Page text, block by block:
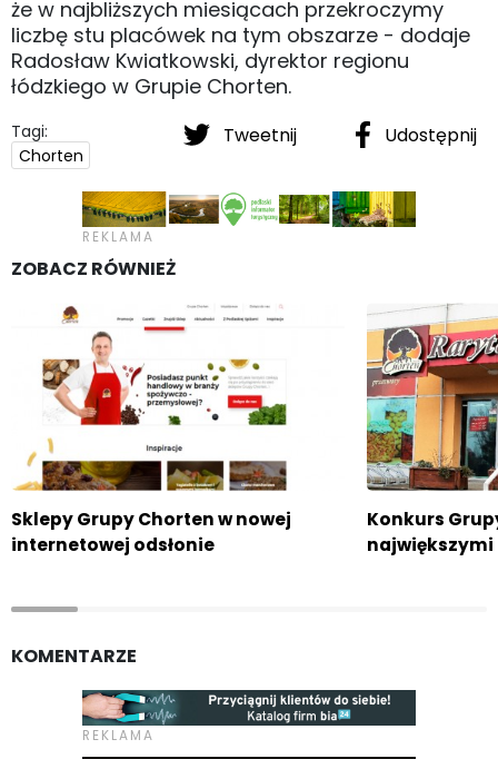
że w najbliższych miesiącach przekroczymy
liczbę stu placówek na tym obszarze - dodaje
Radosław Kwiatkowski, dyrektor regionu
łódzkiego w Grupie Chorten.
Tweetnij Udostępnij
Tagi:
Chorten
ZOBACZ RÓWNIEŻ
Sklepy Grupy Chorten w nowej
internetowej odsłonie
Konkurs
KOMENTARZE